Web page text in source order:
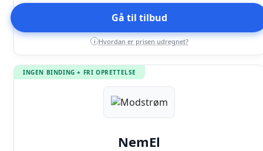
Gå til tilbud
i Hvordan er prisen udregnet?
INGEN BINDING + FRI OPRETTELSE
NemEl